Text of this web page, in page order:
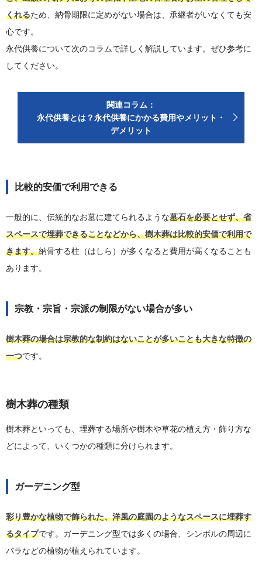
くれるため、納骨期限に定めがない場合は、承継者がいなくても安
心です。
永代供養について次のコラムで詳しく解説しています。ぜひ参考に
してください。
関連コラム：
永代供養とは？永代供養にかかる費用やメリット・
デメリット
比較的安価で利用できる
一般的に、伝統的なお墓に建てられるような墓石を必要とせず、省
スペースで埋葬できることなどから、樹木葬は比較的安価で利用で
きます。納骨する柱（はしら）が多くなると費用が高くなることも
あります。
宗教・宗旨・宗派の制限がない場合が多い
樹木葬の場合は宗教的な制約はないことが多いことも大きな特徴の
一つです。
樹木葬の種類
樹木葬といっても、埋葬する場所や樹木や草花の植え方・飾り方な
どによって、いくつかの種類に分けられます。
ガーデニング型
彩り豊かな植物で飾られた、洋風の庭園のようなスペースに埋葬す
るタイプです。ガーデニング型では多くの場合、シンボルの周辺に
バラなどの植物が植えられています。